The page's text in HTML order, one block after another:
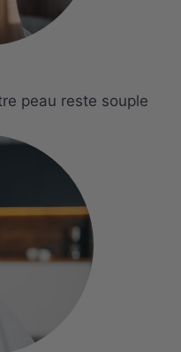
peau reste souple